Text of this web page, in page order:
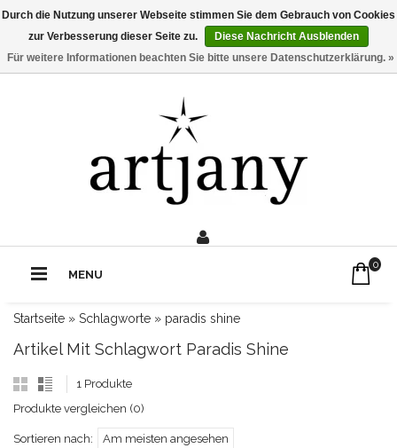
Rufe uns an:0211 - 210 310 2
MENU
0
Startseite » Schlagworte » paradis shine
Artikel Mit Schlagwort Paradis Shine
1 Produkte
Produkte vergleichen (0)
Sortieren nach: Am meisten angesehen
Durch die Nutzung unserer Webseite stimmen Sie dem Gebrauch von Cookies
zur Verbesserung dieser Seite zu.
Diese Nachricht Ausblenden
Für weitere Informationen beachten Sie bitte unsere Datenschutzerklärung. »